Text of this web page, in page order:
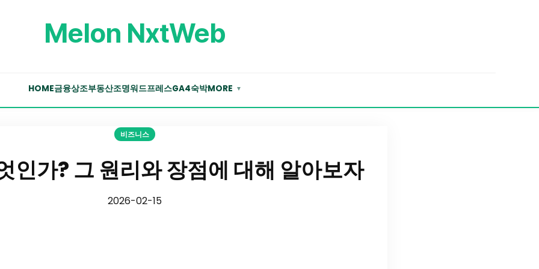
Melon NxtWeb
HOME금융상조부동산조명워드프레스GA4숙박MORE ▼
비즈니스
인가? 그 원리와 장점에 대해 알아보자
2026-02-15